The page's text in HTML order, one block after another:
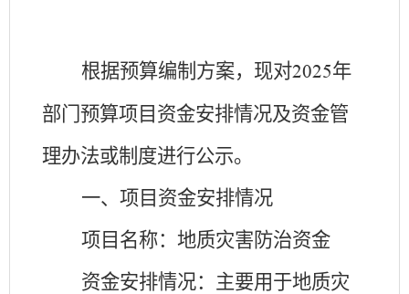
根据预算编制方案，现对2025年
部门预算项目资金安排情况及资金管
理办法或制度进行公示。
一、 项目资金安排情况
项目名称：地质灾害防治资金
资金安排情况：主要用于地质灾